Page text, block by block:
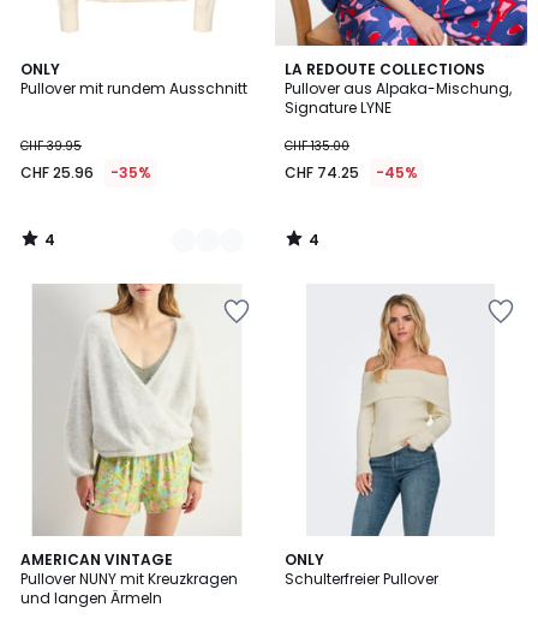
ONLY
Pullover mit rundem Ausschnitt
CHF 39.95
CHF 25.96 -35%
4
/
3
Farben
4
/
LA REDOUTE COLLECTIONS
Pullover aus Alpaka-Mischung,
Signature LYNE
CHF 135.00
CHF 74.25 -45%
4
/
5
4
/
AMERICAN VINTAGE
Pullover NUNY mit Kreuzkragen
und langen Ärmeln
ONLY
Schulterfreier Pullover
4.7
/ 5